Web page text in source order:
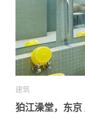
建筑
狛江澡堂，东